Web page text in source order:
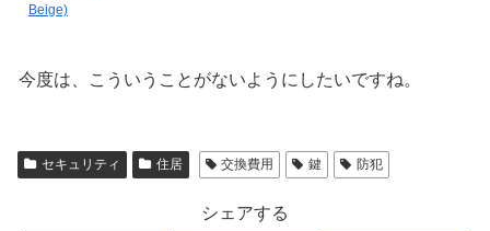
Beige)
今度は、こういうことがないようにしたいですね。
セキュリティ 住居 交換費用 鍵 防犯
シェアする